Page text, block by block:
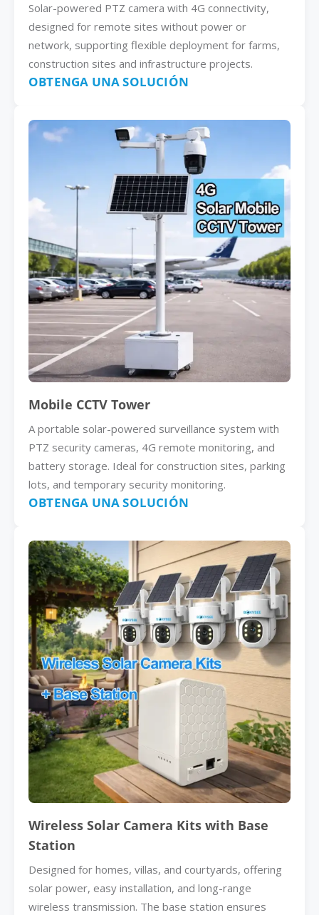
Solar-powered PTZ camera with 4G connectivity,
designed for remote sites without power or
network, supporting flexible deployment for farms,
construction sites and infrastructure projects.
OBTENGA UNA SOLUCIÓN
Mobile CCTV Tower
A portable solar-powered surveillance system with
PTZ security cameras, 4G remote monitoring, and
battery storage. Ideal for construction sites, parking
lots, and temporary security monitoring.
OBTENGA UNA SOLUCIÓN
Wireless Solar Camera Kits with Base
Station
Designed for homes, villas, and courtyards, offering
solar power, easy installation, and long-range
wireless transmission. The base station ensures